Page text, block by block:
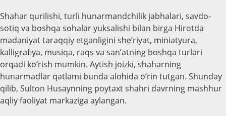
Shahar qurilishi, turli hunarmandchilik jabhalari, savdo-
sotiq va boshqa sohalar yuksalishi bilan birga Hirotda
madaniyat taraqqiy etganligini she’riyat, miniatyura,
kalligrafiya, musiqa, raqs va san’atning boshqa turlari
orqadi ko’rish mumkin. Aytish joizki, shaharning
hunarmadlar qatlami bunda alohida o’rin tutgan. Shunday
qilib, Sulton Husaynning poytaxt shahri davrning mashhur
aqliy faoliyat markaziga aylangan.